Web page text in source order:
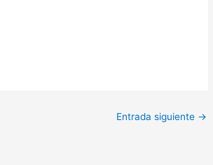
Entrada siguiente →